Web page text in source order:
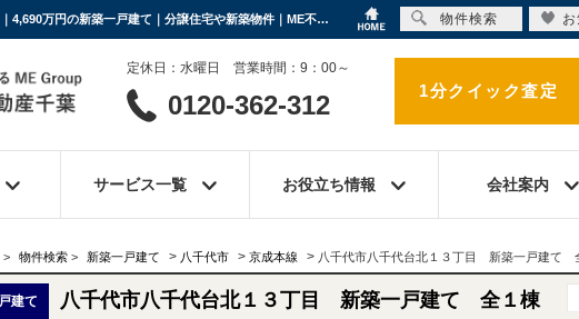
八千代市八千代台北１３丁目 新築一戸建て 全１棟 千葉県八千代市八千代台北一3丁目｜4,690万円の新築一戸建て｜分譲住宅や新築物件｜ME不動産千葉
定休日：水曜日 営業時間：9：00～
0120-362-312 1分クイック査定
サービス一覧 お役立ち情報 会社案内
> 物件検索 > 新築一戸建て > 八千代市 > 京成本線 > 八千代市八千代台北１３丁目 新築一戸建て
建て 八千代市八千代台北１３丁目 新築一戸建て 全１棟
物件検索